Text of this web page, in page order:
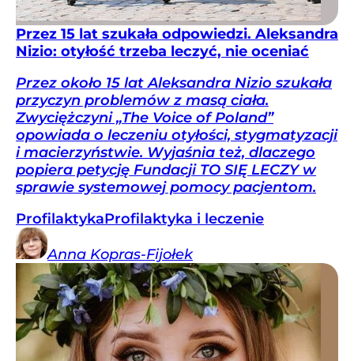
Przez 15 lat szukała odpowiedzi. Aleksandra
Nizio: otyłość trzeba leczyć, nie oceniać
Przez około 15 lat Aleksandra Nizio szukała
przyczyn problemów z masą ciała.
Zwyciężczyni „The Voice of Poland”
opowiada o leczeniu otyłości, stygmatyzacji
i macierzyństwie. Wyjaśnia też, dlaczego
popiera petycję Fundacji TO SIĘ LECZY w
sprawie systemowej pomocy pacjentom.
ProfilaktykaProfilaktyka i leczenie
Anna Kopras-Fijołek